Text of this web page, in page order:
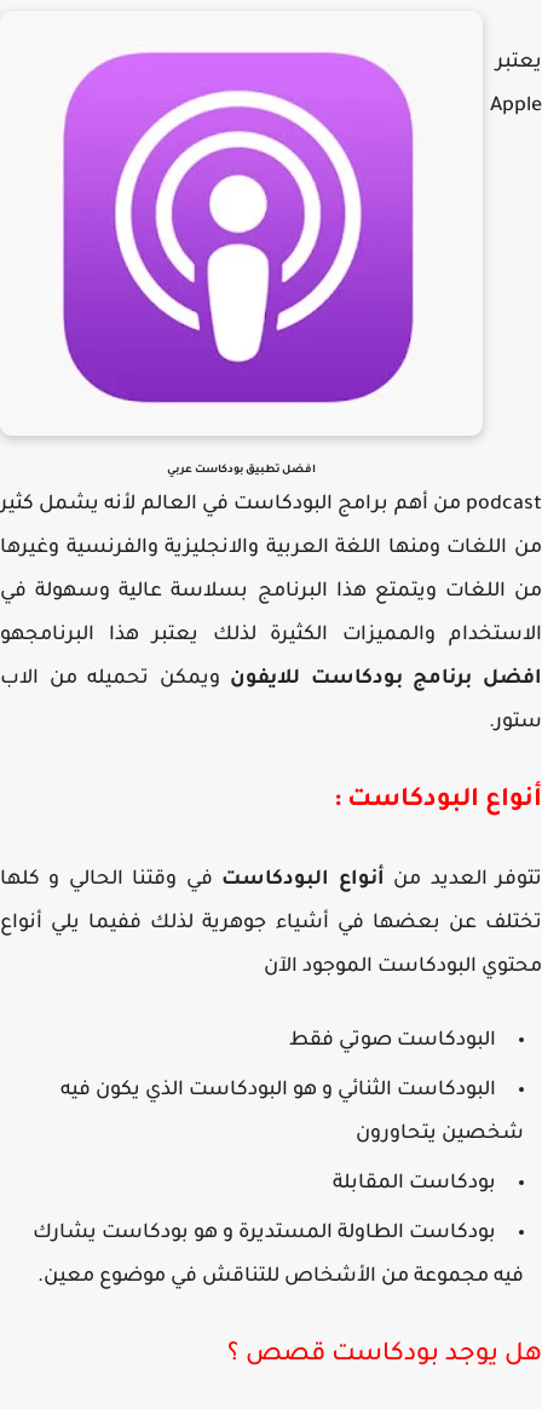
افضل تطبيق بودكاست عربي
podcast من أهم برامج البودكاست في العالم لأنه يشمل كثير
ومنها اللغة العربية والانجليزية والفرنسية وغيرها
اللغات ويتمتع هذا البرنامج بسلاسة عالية وسهولة في
والمميزات الكثيرة لذلك يعتبر هذا البرنامجهو
برنامج بودكاست للايفونويمكن تحميله من الاب
البودكاست :
العديد منأنواع البودكاستفي وقتنا الحالي و كلها
عن بعضها في أشياء جوهرية لذلك ففيما يلي أنواع
البودكاست الموجود الآن
البودكاست صوتي فقط
البودكاست الثنائي و هو البودكاست الذي يكون فيه
يتحاورون
بودكاست المقابلة
بودكاست الطاولة المستديرة و هو بودكاست يشارك
مجموعة من الأشخاص للتناقش في موضوع معين.
يوجد بودكاست قصص ؟